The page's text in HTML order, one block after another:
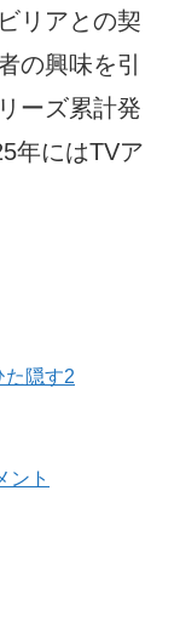
リアとの契
の興味を引
ーズ累計発
年にはTVア
た隠す2
ント